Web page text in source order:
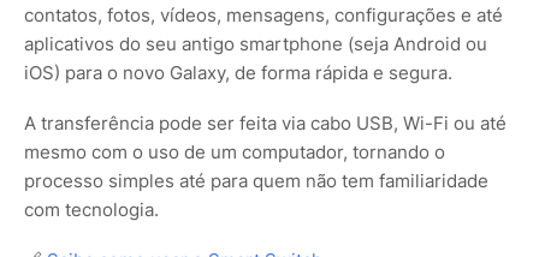
contatos, fotos, vídeos, mensagens, configurações e até
aplicativos do seu antigo smartphone (seja Android ou
iOS) para o novo Galaxy, de forma rápida e segura.
A transferência pode ser feita via cabo USB, Wi-Fi ou até
mesmo com o uso de um computador, tornando o
processo simples até para quem não tem familiaridade
com tecnologia.